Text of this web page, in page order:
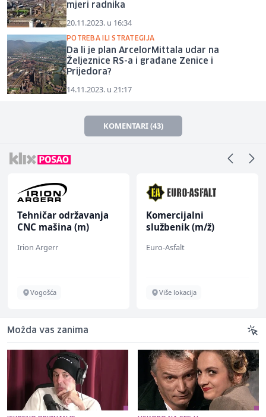
mjeri radnika
20.11.2023. u 16:34
POTREBA ILI STRATEGIJA
Da li je plan ArcelorMittala udar na
Željeznice RS-a i građane Zenice i
Prijedora?
14.11.2023. u 21:17
KOMENTARI (43)
Tehničar održavanja
CNC mašina (m)
Irion Argerr
Vogošća
Komercijalni
službenik (m/ž)
Euro-Asfalt
Više lokacija
Možda vas zanima